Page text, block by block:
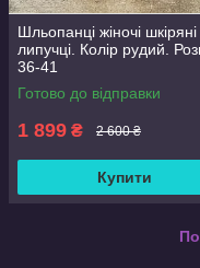
Шльопанці жіночі
липучці. Колір рудий.
36-41
Готово до відправки
1 899 ₴ 2 600 ₴
Купити